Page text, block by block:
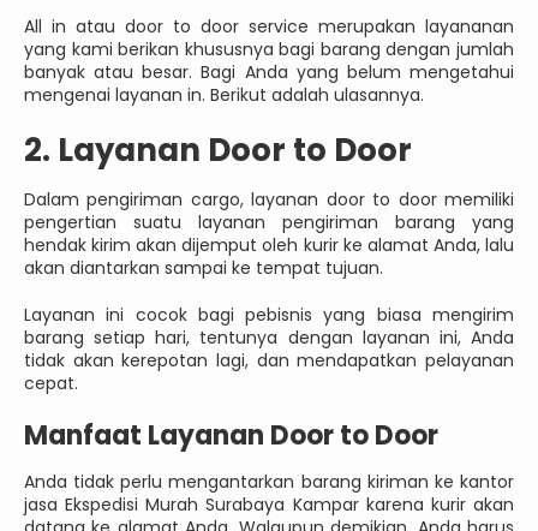
All in atau door to door service merupakan layananan
yang kami berikan khususnya bagi barang dengan jumlah
banyak atau besar. Bagi Anda yang belum mengetahui
mengenai layanan in. Berikut adalah ulasannya.
2. Layanan Door to Door
Dalam pengiriman cargo, layanan door to door memiliki
pengertian suatu layanan pengiriman barang yang
hendak kirim akan dijemput oleh kurir ke alamat Anda, lalu
akan diantarkan sampai ke tempat tujuan.
Layanan ini cocok bagi pebisnis yang biasa mengirim
barang setiap hari, tentunya dengan layanan ini, Anda
tidak akan kerepotan lagi, dan mendapatkan pelayanan
cepat.
Manfaat Layanan Door to Door
Anda tidak perlu mengantarkan barang kiriman ke kantor
jasa Ekspedisi Murah Surabaya Kampar karena kurir akan